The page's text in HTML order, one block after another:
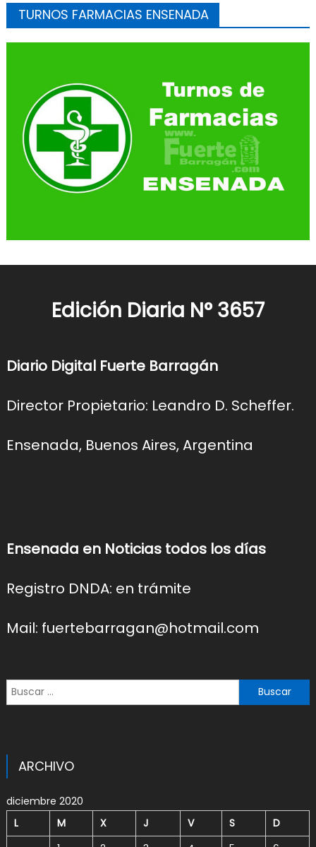
TURNOS FARMACIAS ENSENADA
Edición Diaria N° 3657
Diario Digital Fuerte Barragán
Director Propietario: Leandro D. Scheffer.
Ensenada, Buenos Aires, Argentina
Ensenada en Noticias todos los días
Registro DNDA: en trámite
Mail: fuertebarragan@hotmail.com
Buscar:
ARCHIVO
diciembre 2020
L
M X J V S
D